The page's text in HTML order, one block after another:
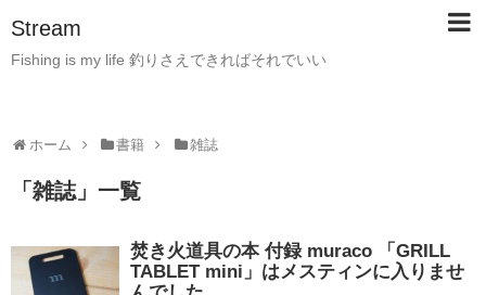
Stream
Fishing is my life 釣りさえできればそれでいい
ホーム 書籍 雑誌
「 雑誌」 一覧
焚き火道具の本 付録 muraco 「GRILL
TABLET mini」はメスティンに入りませ